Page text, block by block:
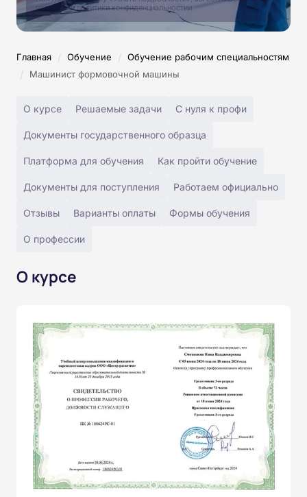
условиями политики конфиденциальностии
Главная / Обучение / Обучение рабочим специальностям
/ Машинист формовочной машины
О курсе Решаемые задачи С нуля к профи
Документы государственного образца
Платформа для обучения Как пройти обучение
Документы для поступления Работаем официально
Отзывы Варианты оплаты Формы обучения
О профессии
О курсе